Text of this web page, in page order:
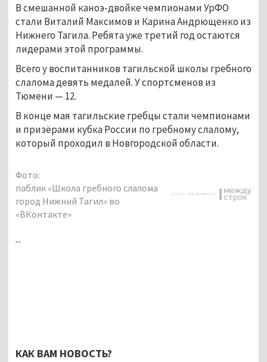
В смешанной каноэ-двойке чемпионами УрФО
стали Виталий Максимов и Карина Андрющенко из
Нижнего Тагила. Ребята уже третий год остаются
лидерами этой программы.
Всего у воспитанников тагильской школы гребного
слалома девять медалей. У спортсменов из
Тюмени — 12.
В конце мая тагильские гребцы стали чемпионами
и призёрами кубка России по гребному слалому,
который проходил в Новгородской области.
Фото:
паблик «Школа гребного слалома
город Нижний Тагил» во
«ВКонтакте»
...
КАК ВАМ НОВОСТЬ?